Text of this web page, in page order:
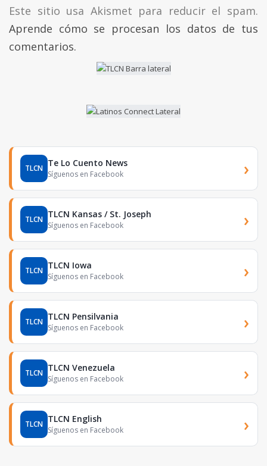
Este sitio usa Akismet para reducir el spam.
Aprende cómo se procesan los datos de tus
comentarios.
TLCN Te Lo Cuento News
Síguenos en Facebook ›
TLCN TLCN Kansas / St. Joseph
Síguenos en Facebook ›
TLCN TLCN Iowa
Síguenos en Facebook ›
TLCN TLCN Pensilvania
Síguenos en Facebook ›
TLCN TLCN Venezuela
Síguenos en Facebook ›
TLCN TLCN English
Síguenos en Facebook ›